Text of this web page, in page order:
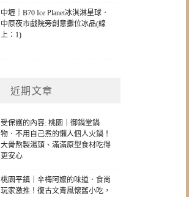
中壢｜B70 Ice Planet冰淇淋星球．
中原夜市戲院旁創意攤位冰品(線
上：1)
近期文章
受保護的內容: 桃園｜御鍋堂鍋
物．不用自己煮的懶人個人火鍋！
大骨熬製湯頭、滿滿原型食材吃得
更安心
桃園平鎮｜辛梅阿嬤的味道．食尚
玩家激推！復古文青風懷舊小吃，